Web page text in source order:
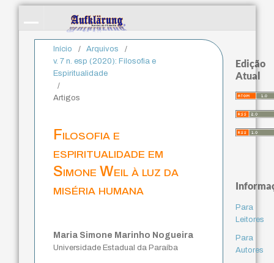
Início / Arquivos
/
v. 7 n. esp (2020): Filosofia e
Espiritualidade
/
Artigos
Filosofia e
espiritualidade em
Simone Weil à luz da
miséria humana
Maria Simone Marinho Nogueira
Universidade Estadual da Paraíba
Edição
Atual
Para
Leitores
Para
Autores